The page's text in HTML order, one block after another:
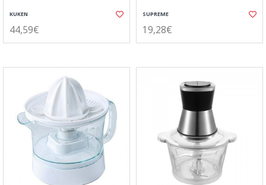
KUKEN
44,59€
SUPREME
19,28€